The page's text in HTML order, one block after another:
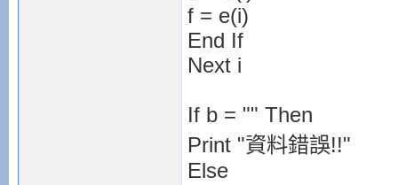
f = e(i)
End If
Next i
If b = "" Then
Print "資料錯誤!!"
Else